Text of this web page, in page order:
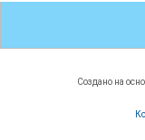
Создано на